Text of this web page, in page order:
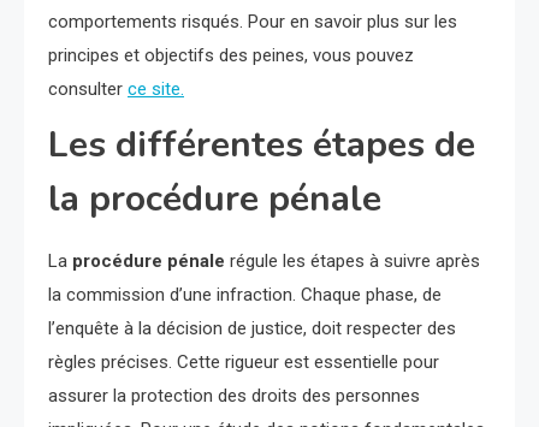
comportements risqués. Pour en savoir plus sur les
principes et objectifs des peines, vous pouvez
consulter ce site.
Les différentes étapes de
la procédure pénale
La procédure pénale régule les étapes à suivre après
la commission d’une infraction. Chaque phase, de
l’enquête à la décision de justice, doit respecter des
règles précises. Cette rigueur est essentielle pour
assurer la protection des droits des personnes